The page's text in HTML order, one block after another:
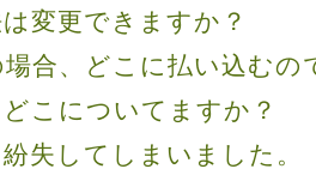
変更できますか？
合、どこに払い込むの
こについてますか？
失してしまいました。